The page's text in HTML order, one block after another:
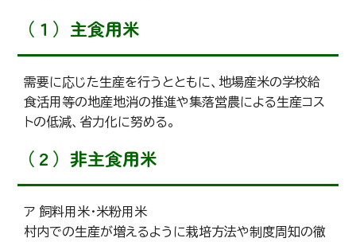
（１）主食用米
需要に応じた生産を行うとともに、地場産米の学校給
食活用等の地産地消の推進や集落営農による生産コス
トの低減、省力化に努める。
（２）非主食用米
ア 飼料用米・米粉用米
村内での生産が増えるように栽培方法や制度周知の徹